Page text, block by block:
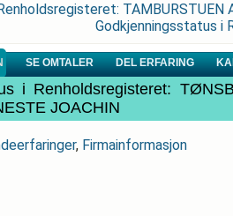
TAMBURSTUEN
Godkjenningsstatus i
SE OMTALER DEL ERFARING
i Renholdsregisteret:
JOACHIN
, Firmainformasjon